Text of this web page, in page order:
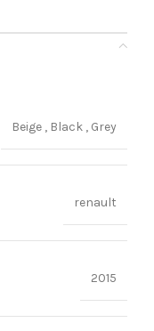
Beige , Black , Grey
renault
2015